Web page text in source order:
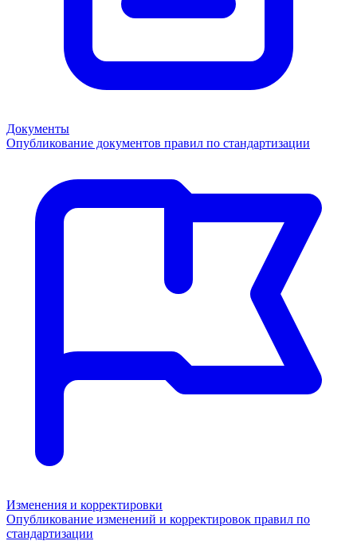
Документы
Опубликование документов правил по стандартизации
Изменения и корректировки
Опубликование изменений и корректировок правил по
стандартизации